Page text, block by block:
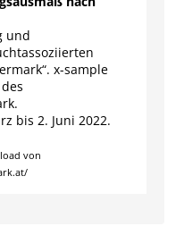
und
x-sample
bis 2. Juni 2022.
von